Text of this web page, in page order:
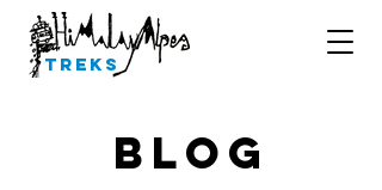
Treks
Blog